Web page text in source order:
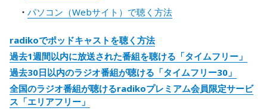
パソコン（Webサイト）で聴く方法
radikoでポッドキャストを聴く方法
過去1週間以内に放送された番組を聴ける「タイムフリー」
過去30日以内のラジオ番組が聴ける「タイムフリー30」
全国のラジオ番組が聴けるradikoプレミアム会員限定サービ
ス「エリアフリー」